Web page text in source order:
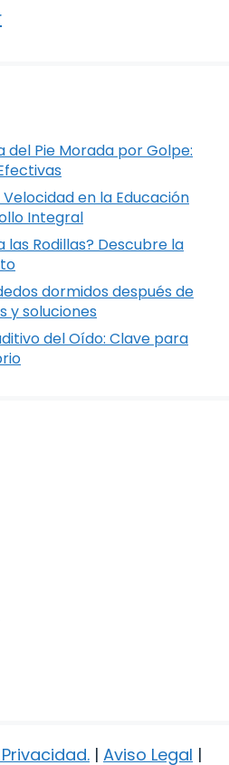
del Pie Morada por Golpe:
en la Educación
Integral
las Rodillas? Descubre la
dormidos después de
y soluciones
del Oído: Clave para
. | Aviso Legal |